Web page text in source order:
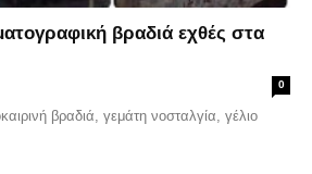
βραδιά εχθές στα
0
βραδιά, γεμάτη νοσταλγία, γέλιο